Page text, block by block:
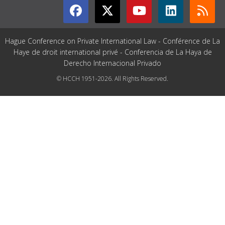
Hague Conference on Private International Law - Conférence de La
Haye de droit international privé - Conferencia de La Haya de
Derecho Internacional Privado
© HCCH 1951-2026. All Rights Reserved.